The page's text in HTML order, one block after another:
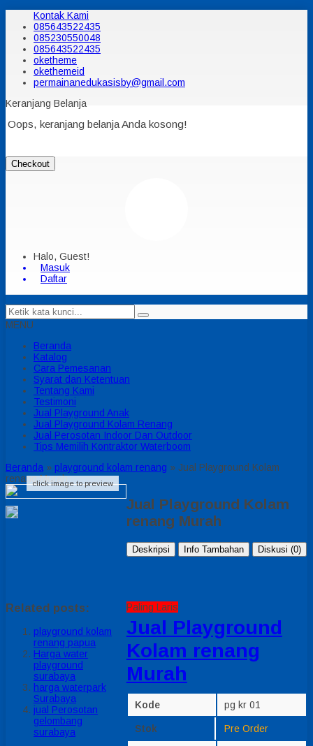
Kontak Kami
085643522435
085230550048
085643522435
oketheme
okethemeid
permainanedukasisby@gmail.com
Keranjang Belanja
Oops, keranjang belanja Anda kosong!
Checkout
Halo, Guest!
Masuk
Daftar
MENU
Beranda
Katalog
Cara Pemesanan
Syarat dan Ketentuan
Tentang Kami
Testimoni
Jual Playground Anak
Jual Playground Kolam Renang
Jual Perosotan Indoor Dan Outdoor
Tips Memilih Kontraktor Waterboom
Beranda » playground kolam renang » Jual Playground Kolam
renang Murah
click image to preview
Paling Laris
Jual Playground
Kolam renang
Murah
Kode pg kr 01
Stok Pre Order
Jual Playground Kolam
renang Murah
Deskripsi Info Tambahan Diskusi (0)
Related posts:
playground kolam
renang papua
Harga water
playground
surabaya
harga waterpark
Surabaya
jual Perosotan
gelombang
surabaya